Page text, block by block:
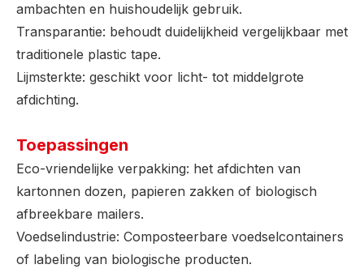
ambachten en huishoudelijk gebruik.
Transparantie: behoudt duidelijkheid vergelijkbaar met
traditionele plastic tape.
Lijmsterkte: geschikt voor licht- tot middelgrote
afdichting.
Toepassingen
Eco-vriendelijke verpakking: het afdichten van
kartonnen dozen, papieren zakken of biologisch
afbreekbare mailers.
Voedselindustrie: Composteerbare voedselcontainers
of labeling van biologische producten.